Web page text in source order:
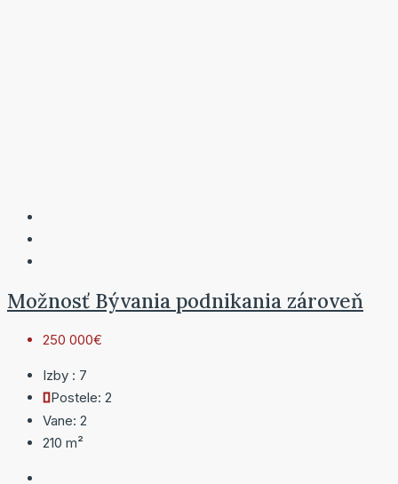
Možnosť Bývania podnikania zároveň
250 000€
Izby : 7
Postele: 2
Vane: 2
210 m²